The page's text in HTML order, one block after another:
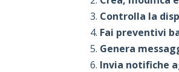
Controlla la
Fai preventivi
Genera
Invia notifiche